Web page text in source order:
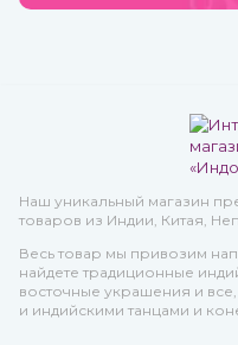
Наш уникальный магазин
товаров из Индии, Китая,
Весь товар мы привозим
найдете традиционные
восточные украшения и
и индийскими танцами и